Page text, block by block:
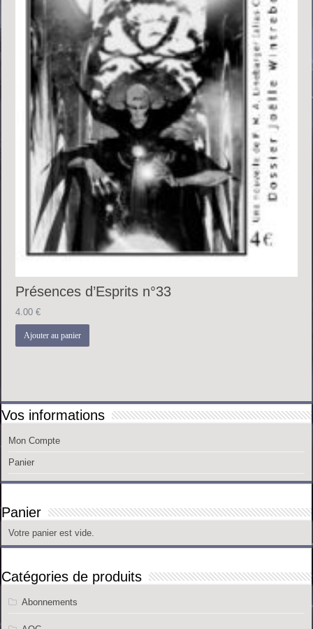
Présences d’Esprits n°33
4.00€
Ajouter au panier
Vos informations
Mon Compte
Panier
Panier
Votre panier est vide.
Catégories de produits
Abonnements